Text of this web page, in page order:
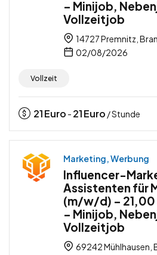
– Minijob,
Vollzeitjob
14727 Premnitz,
02/08/2026
Vollzeit
21Euro - 21Euro / Stunde
Marketing, Werbung
Influencer-
Assistenten für
(m/w/d) –
– Minijob,
Vollzeitjob
69242 Mühlhausen,